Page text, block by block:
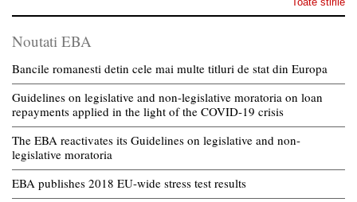
Noutati EBA
Bancile romanesti detin cele mai multe titluri de stat din Europa
Guidelines on legislative and non-legislative moratoria on loan
repayments applied in the light of the COVID-19 crisis
The EBA reactivates its Guidelines on legislative and non-
legislative moratoria
EBA publishes 2018 EU-wide stress test results